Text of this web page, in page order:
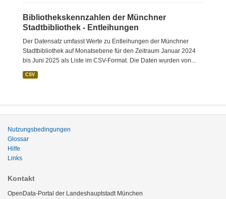
Bibliothekskennzahlen der Münchner
Stadtbibliothek - Entleihungen
Der Datensatz umfasst Werte zu Entleihungen der Münchner
Stadtbibliothek auf Monatsebene für den Zeitraum Januar 2024
bis Juni 2025 als Liste im CSV-Format. Die Daten wurden von...
CSV
Nutzungsbedingungen
Glossar
Hilfe
Links
Kontakt
OpenData-Portal der Landeshauptstadt München